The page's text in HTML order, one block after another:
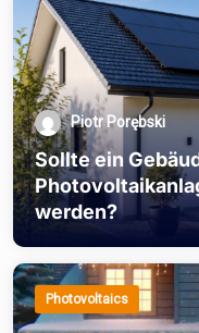
Piotr Porębski
Sollte ein
werden?
Photovoltaics